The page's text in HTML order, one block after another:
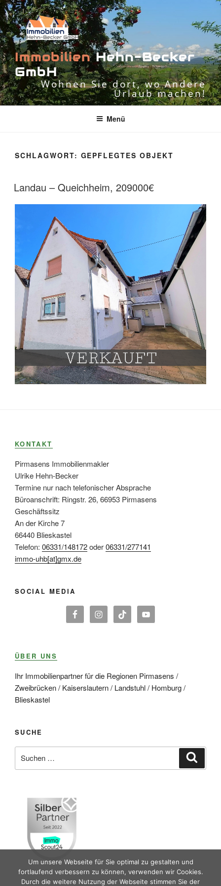
Zum
Inhalt
springen
Immobilien Hehn-Becker
GmbH
Wohnen Sie dort, wo Andere
Urlaub machen!
Menü
SCHLAGWORT: GEPFLEGTES OBJEKT
Landau – Queichheim, 209000€
KONTAKT
Pirmasens Immobilienmakler
Ulrike Hehn-Becker
Termine nur nach telefonischer Absprache
Büroanschrift: Ringstr. 26, 66953 Pirmasens
Geschäftssitz
An der Kirche 7
66440 Blieskastel
Telefon: 06331/148172oder06331/277141
immo-uhb[at]gmx.de
SOCIAL MEDIA
ÜBER UNS
Ihr Immobilienpartner für die Regionen Pirmasens /
Zweibrücken / Kaiserslautern / Landstuhl / Homburg /
Blieskastel
SUCHE
nach:
Um unsere Webseite für Sie optimal zu gestalten und
fortlaufend verbessern zu können, verwenden wir Cookies.
Durch die weitere Nutzung der Webseite stimmen Sie der